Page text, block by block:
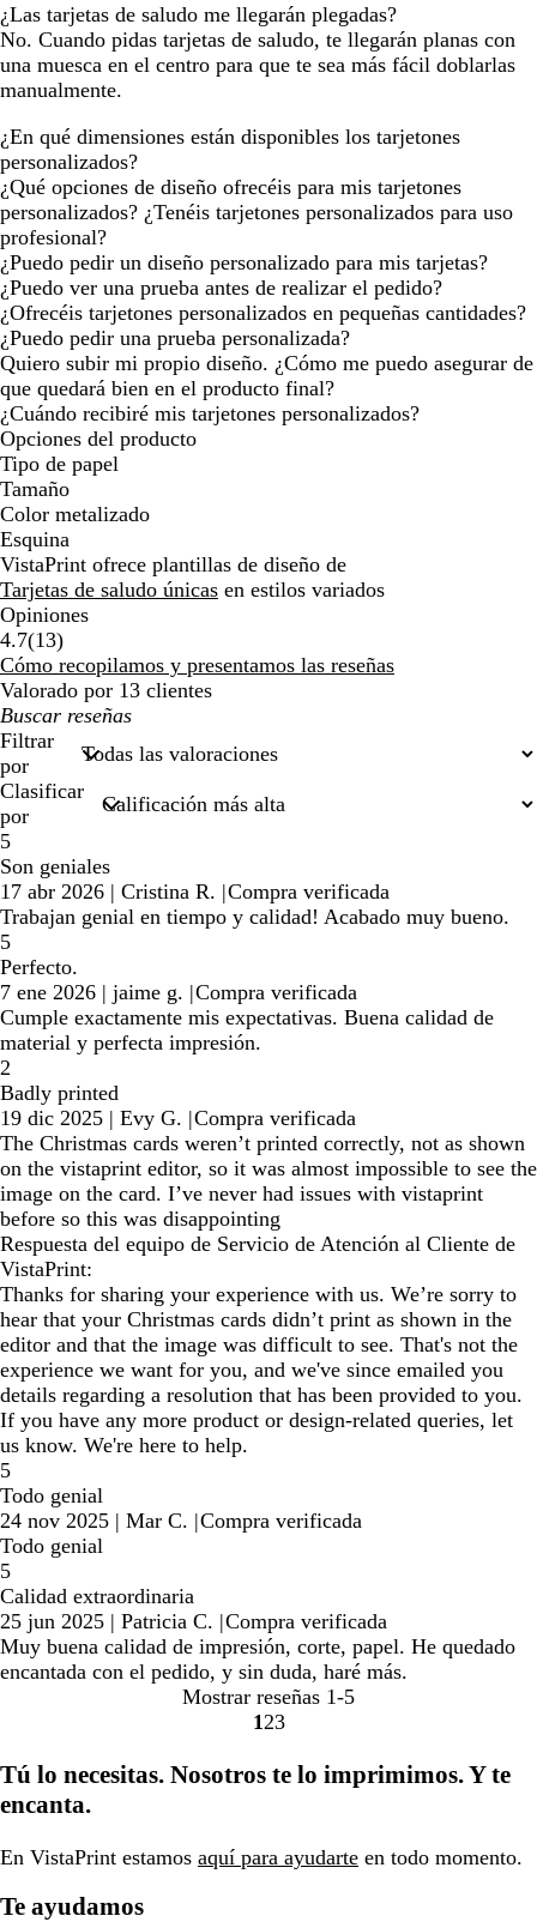
¿Las tarjetas de saludo me llegarán plegadas?
No. Cuando pidas tarjetas de saludo, te llegarán planas con
una muesca en el centro para que te sea más fácil doblarlas
manualmente.
¿En qué dimensiones están disponibles los tarjetones
personalizados?
¿Qué opciones de diseño ofrecéis para mis tarjetones
personalizados? ¿Tenéis tarjetones personalizados para uso
profesional?
¿Puedo pedir un diseño personalizado para mis tarjetas?
¿Puedo ver una prueba antes de realizar el pedido?
¿Ofrecéis tarjetones personalizados en pequeñas cantidades?
¿Puedo pedir una prueba personalizada?
Quiero subir mi propio diseño. ¿Cómo me puedo asegurar de
que quedará bien en el producto final?
¿Cuándo recibiré mis tarjetones personalizados?
Opciones del producto
Tipo de papel
Tamaño
Color metalizado
Esquina
VistaPrint ofrece plantillas de diseño de
Tarjetas de saludo únicas en estilos variados
Opiniones
4.7(1313
reseñas
)
Cómo recopilamos y presentamos las reseñas
Valorado por 13 clientes
Mis
búsquedas
Filtrar
por
Clasificar
por
5
Son geniales
17 abr 2026 | Cristina R. |Compra verificada
Trabajan genial en tiempo y calidad! Acabado muy bueno.
5
Perfecto.
7 ene 2026 | jaime g. |Compra verificada
Cumple exactamente mis expectativas. Buena calidad de
material y perfecta impresión.
2
Badly printed
19 dic 2025 | Evy G. |Compra verificada
The Christmas cards weren’t printed correctly, not as shown
on the vistaprint editor, so it was almost impossible to see the
image on the card. I’ve never had issues with vistaprint
before so this was disappointing
Respuesta del equipo de Servicio de Atención al Cliente de
VistaPrint:
Thanks for sharing your experience with us. We’re sorry to
hear that your Christmas cards didn’t print as shown in the
editor and that the image was difficult to see. That's not the
experience we want for you, and we've since emailed you
details regarding a resolution that has been provided to you.
If you have any more product or design-related queries, let
us know. We're here to help.
5
Todo genial
24 nov 2025 | Mar C. |Compra verificada
Todo genial
5
Calidad extraordinaria
25 jun 2025 | Patricia C. |Compra verificada
Muy buena calidad de impresión, corte, papel. He quedado
encantada con el pedido, y sin duda, haré más.
Mostrar reseñas 1-5
Ir
la
1 Ir
la
2Ir
la
3
Tú lo necesitas. Nosotros te lo imprimimos. Y te
encanta.
En VistaPrint estamos aquí para ayudarte en todo momento.
Te ayudamos